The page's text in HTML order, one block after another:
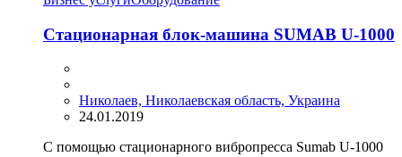
Стационарная блок-машина SUMAB U-1000
Николаев, Николаевская область, Украина
24.01.2019
С помощью стационарного вибропресса Sumab U-1000